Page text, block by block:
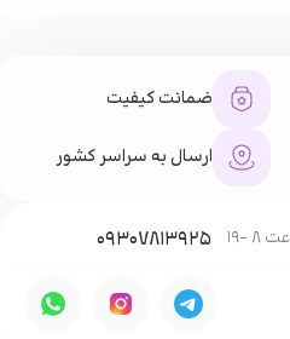
ضمانت کیفیت
ارسال به سراسر کشور
۰۹۳۰۷۸۱۳۹۲۵